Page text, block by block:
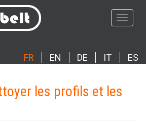
FR EN DE IT ES
Toggle
les profils et les